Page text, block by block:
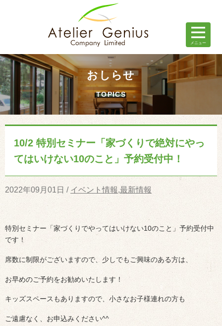
おしらせ
TOPICS
10/2 特別セミナー「家づくりで絶対にやっ
てはいけない10のこと」予約受付中！
2022年09月01日 / イベント情報,最新情報
特別セミナー「家づくりでやってはいけない10のこと」予約受付中
です！
席数に制限がございますので、少しでもご興味のある方は、
お早めのご予約をお勧めいたします！
キッズスペースもありますので、小さなお子様連れの方も
ご遠慮なく、お申込みください^^